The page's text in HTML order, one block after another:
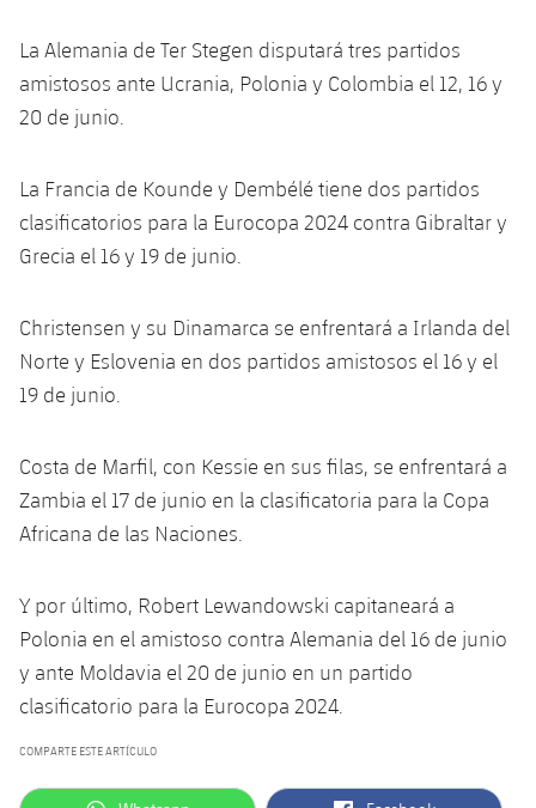
Resultados
Calendario
Clasificaciones
Noticias
Hockey Hierba Masculino
Patinaje artístico
plusicon
más
Actualidad
Agenda
Escuela de Patinaje
plusicon
más
Actualidad
Calendario
Clasificaciones
Fotos
Voleibol
plusicon
más
Voleibol masculino
Apúntate a las amateurs
PLUSICON
MÁS
VALORANT Rising
eFootball
La Alemania de Ter Stegen disputará tres partidos
amistosos ante Ucrania, Polonia y Colombia el 12, 16 y
20 de junio.
La Francia de Kounde y Dembélé tiene dos partidos
clasificatorios para la Eurocopa 2024 contra Gibraltar y
Grecia el 16 y 19 de junio.
Christensen y su Dinamarca se enfrentará a Irlanda del
Norte y Eslovenia en dos partidos amistosos el 16 y el
19 de junio.
Costa de Marfil, con Kessie en sus filas, se enfrentará a
Zambia el 17 de junio en la clasificatoria para la Copa
Africana de las Naciones.
Y por último, Robert Lewandowski capitaneará a
Polonia en el amistoso contra Alemania del 16 de junio
y ante Moldavia el 20 de junio en un partido
clasificatorio para la Eurocopa 2024.
COMPARTE ESTE ARTÍCULO